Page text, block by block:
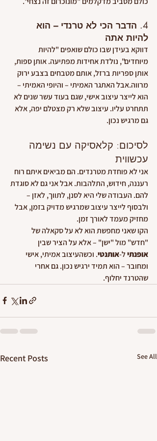
4. הדבר הכי לא טרנדי – הוא
להיות אתה
דווקא בעידן שבו כולם שואפים "להיות
מיוחדים", נולדת אחידות מפתיעה. אותן ספות,
אותן ספריות ברזל, אותם מטבחים בצבע ירוק
מרווה.אבל האתגר האמיתי – והיופי האמיתי –
הוא לייצר עיצוב אישי, שגם בעוד עשר שנים לא
תתחרט עליו. עיצוב שלא רק מצטלם יפה, אלא
גם מרגיש נכון.
לסיכום: קלאסיקה עם נשימה
עכשווית
אני לא פוחדת מטרנדים. הם מביאים איתם רוח
רעננה, חידוש, התלהבות. אבל אני גם לא סוגדת
להם. העבודה שלי היא לסנן, לתווך, לאזן –
ולבסוף לייצר עיצוב שמרגיש מדויק בזמן, אבל
מחזיק מעמד לאורך זמן.
הקו שאני מחפשת הוא לא על סקאלה של
"חדש" מול "ישן" – אלא על הציר שבין
אופנתי ל-אותנטי. וכשהעיצוב אמיתי, אישי
ומחובר – הוא תמיד ירגיש נכון. גם אחרי
שהטרנד יחלוף.
Recent Posts See All